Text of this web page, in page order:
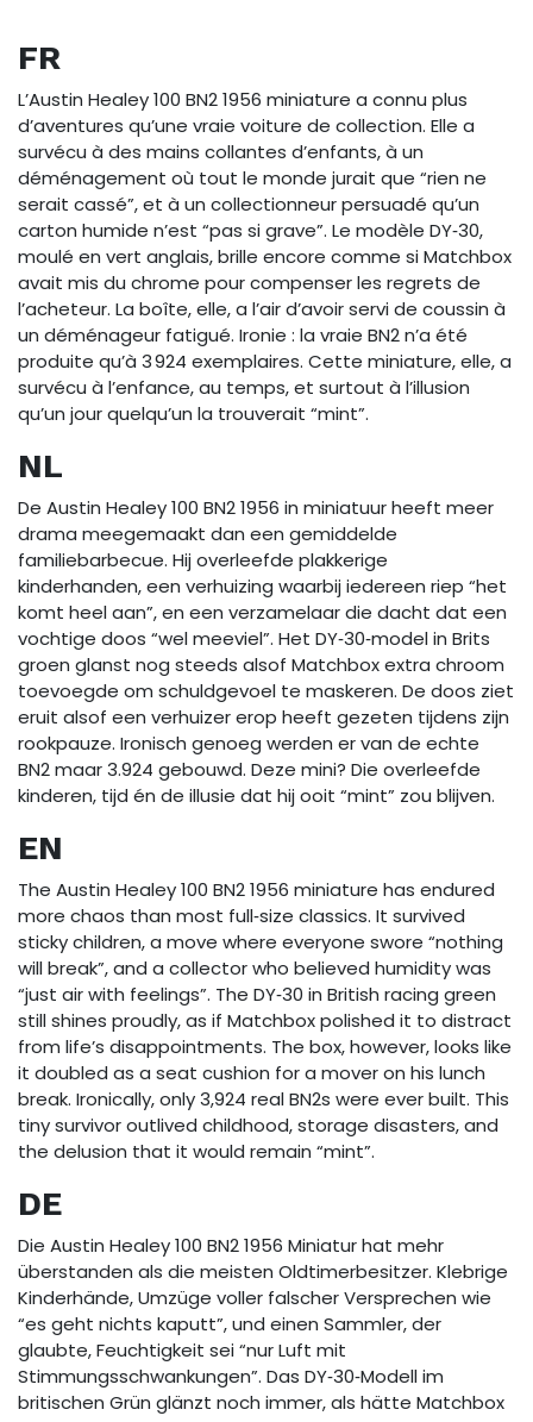
FR
L’Austin Healey 100 BN2 1956 miniature a connu plus
d’aventures qu’une vraie voiture de collection. Elle a
survécu à des mains collantes d’enfants, à un
déménagement où tout le monde jurait que “rien ne
serait cassé”, et à un collectionneur persuadé qu’un
carton humide n’est “pas si grave”. Le modèle DY‑30,
moulé en vert anglais, brille encore comme si Matchbox
avait mis du chrome pour compenser les regrets de
l’acheteur. La boîte, elle, a l’air d’avoir servi de coussin à
un déménageur fatigué. Ironie : la vraie BN2 n’a été
produite qu’à 3 924 exemplaires. Cette miniature, elle, a
survécu à l’enfance, au temps, et surtout à l’illusion
qu’un jour quelqu’un la trouverait “mint”.
NL
De Austin Healey 100 BN2 1956 in miniatuur heeft meer
drama meegemaakt dan een gemiddelde
familiebarbecue. Hij overleefde plakkerige
kinderhanden, een verhuizing waarbij iedereen riep “het
komt heel aan”, en een verzamelaar die dacht dat een
vochtige doos “wel meeviel”. Het DY‑30‑model in Brits
groen glanst nog steeds alsof Matchbox extra chroom
toevoegde om schuldgevoel te maskeren. De doos ziet
eruit alsof een verhuizer erop heeft gezeten tijdens zijn
rookpauze. Ironisch genoeg werden er van de echte
BN2 maar 3.924 gebouwd. Deze mini? Die overleefde
kinderen, tijd én de illusie dat hij ooit “mint” zou blijven.
EN
The Austin Healey 100 BN2 1956 miniature has endured
more chaos than most full‑size classics. It survived
sticky children, a move where everyone swore “nothing
will break”, and a collector who believed humidity was
“just air with feelings”. The DY‑30 in British racing green
still shines proudly, as if Matchbox polished it to distract
from life’s disappointments. The box, however, looks like
it doubled as a seat cushion for a mover on his lunch
break. Ironically, only 3,924 real BN2s were ever built. This
tiny survivor outlived childhood, storage disasters, and
the delusion that it would remain “mint”.
DE
Die Austin Healey 100 BN2 1956 Miniatur hat mehr
überstanden als die meisten Oldtimerbesitzer. Klebrige
Kinderhände, Umzüge voller falscher Versprechen wie
“es geht nichts kaputt”, und einen Sammler, der
glaubte, Feuchtigkeit sei “nur Luft mit
Stimmungsschwankungen”. Das DY‑30‑Modell im
britischen Grün glänzt noch immer, als hätte Matchbox